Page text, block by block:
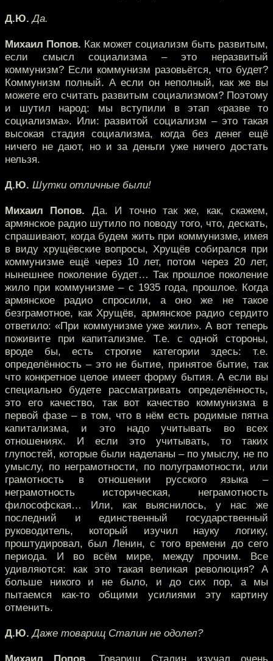
Д.Ю. Да.
Михаил Попов. Как может социализм быть развитым,
если смысл социализма – это неразвитый
коммунизм? Если коммунизм разовьётся, что будет?
Коммунизм полный. А если он неполный, как же вы
можете его считать развитым социализмом? Поэтому
и шутил народ: мы вступили в этап «разве то
социализма». Или: развитой социализм – это такая
высокая стадия социализма, когда без денег ещё
ничего не дают, но и за деньги уже ничего достать
нельзя.
Д.Ю. Шутки отличные были!
Михаил Попов. Да. И точно так же, как, скажем,
армянское радио шутило по поводу того, что, дескать,
спрашивают, когда будем жить при коммунизме, имея
в виду хрущёвские вопросы, Хрущёв собирался при
коммунизме ещё через 10 лет, потом через 20 лет,
нынешнее поколение будет… Так прошлое поколение
жило при коммунизме – с 1935 года, прошлое. Когда
армянское радио спросили, а оно же не такое
безграмотное, как Хрущёв, армянское радио сердито
ответило: «При коммунизме уже жили». А вот теперь
поживите при капитализме. Т.е. с одной стороны,
вроде бы, есть строгие категории здесь: т.е.
определённость – это не бытие, принятое бытие, так
что конкретное целое имеет форму бытия. А если вы
специально будете рассматривать определённость,
это его качество, так вот качество коммунизма в
первой фазе – в том, что в нём есть родимые пятна
капитализма, и это надо учитывать во всех
отношениях. И если это учитывать, то таких
глупостей, которые были наделаны – по умыслу, не по
умыслу, по неграмотности, по полуграмотности, или
грамотность в отношении русского языка –
неграмотность историческая, неграмотность
философская… Или, как выяснилось, у нас же
последний и единственный государственный
руководитель, который изучил науку логику,
проштудировал, был Ленин, с того времени до сего
периода. И во всём мире, между прочим. Все
удивляются: как это такая великая революция? А
больше никого и не было, и до сих пор, а мы
пытаемся как-то общими усилиями эту картину
отменить.
Д.Ю. Даже товарищ Сталин не одолел?